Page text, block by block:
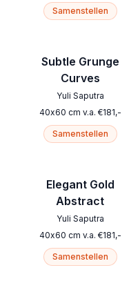
Samenstellen
Subtle Grunge
Curves
Yuli Saputra
40x60 cm v.a. €181,-
Samenstellen
Elegant Gold
Abstract
Yuli Saputra
40x60 cm v.a. €181,-
Samenstellen